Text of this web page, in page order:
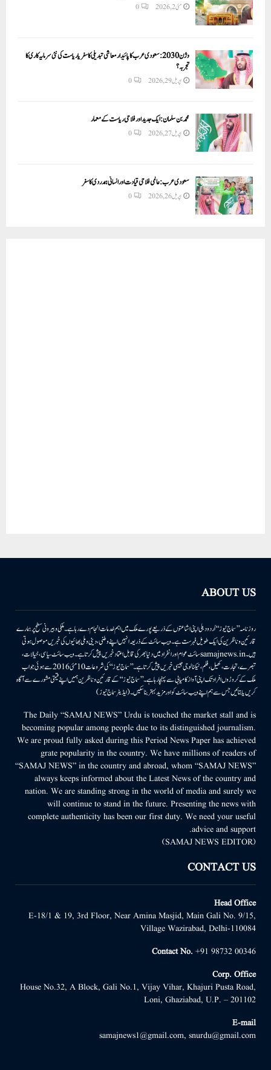
مئی 2, 2026 0
وژن 2030:سعودی عرب کا پائیدار معاشی تبدیلی کا سفر یا ریاست کی نئی سرمایہ کاری کا
تجربہ؟
اپریل 29, 2026 0
محمد بن سلمان: ایک جدید اور فلاحی ریاست کے معمار
اپریل 27, 2026 0
سعودی عرب: عالمی فلاحی قیادت اور انسانی ہمدردی کا سفر
اپریل 26, 2026 0
ABOUT US
روزنامہ ’’سماج نیوز‘‘ اُردو دہلی اپنی اشاعتوں کے ذریعے پورے ملک میں اہم خدمات انجام دے رہا ہے۔ ملکی وبیرونی سطح پر ہمارے
قارئین وناظرین کی ایک طویل فہرست ہے۔ ویب سائٹ کے ذریعہ انہیں اپنے وطنی، دینی وملی بھائیوں کی خبریں موصول ہوتی
ہیں۔samajnews.inسائٹ عوام اور انفراد میں دنیا بھر کی قابل اعتماد خبریں پیش کرتا ہے۔ ویب سائٹ سیاسی، خیالات،
تبصرے، تجارت، کھیل، فلم، ٹیکنالوجی جیسی خبریں پیش کرتا ہے۔ ’’سماج نیوز‘‘ کی شروعات 10مئی 2016 سے ہوئی جو اب
ملک کے کروڑوں افراد تک اپنی آواز کامیابی سے پہنچا رہا ہے۔ ’’سماج نیوز‘‘ کے قارئین وناظرین ہمیں اپنے قیمتی مشورے سے آگاہ
کریں یا بتائیں جس سے ہم اپنے ویب سائٹ کو اور مزید بہتر بناسکیں۔ (ایڈیٹر سماج نیوز)
The Daily “SAMAJ NEWS” Urdu is touched the market stall and is
becoming popular among people due to its distinguished journalism.
We are proud fully asked during this Period News Paper has achieved
grate popularity in the country. We have millions of readers of
“SAMAJ NEWS” in the country and abroad, whom “SAMAJ NEWS”
always keeps informed about the Latest News of the country and
nation. We are standing strong in the world of media and surely we
will continue to stand in the future. Presenting the news with
complete authenticity has been our first duty. We need your useful
advice and support.
(SAMAJ NEWS EDITOR)
CONTACT US
Head Office
E-18/1 & 19, 3rd Floor, Near Amina Masjid, Main Gali No. 9/15,
Village Wazirabad, Delhi-110084
Contact No. +91 98732 00346
Corp. Office
House No.32, A Block, Gali No.1, Vijay Vihar, Khajuri Pusta Road,
Loni, Ghaziabad, U.P. – 201102
E-mail
samajnews1@gmail.com, snurdu@gmail.com